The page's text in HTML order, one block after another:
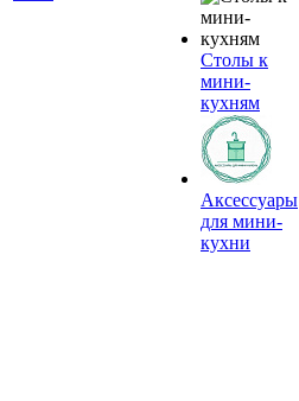
Столы к
мини-
кухням
Аксессуары
для мини-
кухни